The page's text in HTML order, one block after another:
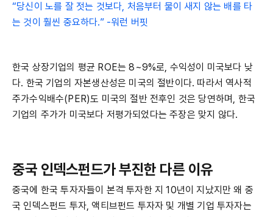
“당신이 노를 잘 젓는 것보다, 처음부터 물이 새지 않는 배를 타
는 것이 훨씬 중요하다.” -워런 버핏
한국 상장기업의 평균 ROE는 8~9%로, 수익성이 미국보다 낮
다. 한국 기업의 자본생산성은 미국의 절반이다. 따라서 역사적
주가수익배수(PER)도 미국의 절반 전후인 것은 당연하며, 한국
기업의 주가가 미국보다 저평가되었다는 주장은 맞지 않다.
중국 인덱스펀드가 부진한 다른 이유
중국에 한국 투자자들이 본격 투자한 지 10년이 지났지만 왜 중
국 인덱스펀드 투자, 액티브펀드 투자자 및 개별 기업 투자자는